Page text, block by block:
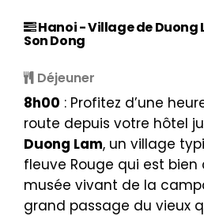
Hanoi - Village de Duong
Son Dong
Déjeuner
8h00 : Profitez d’une
route depuis votre hôtel
Duong Lam, un village
fleuve Rouge qui est
musée vivant de la
grand passage du vieux